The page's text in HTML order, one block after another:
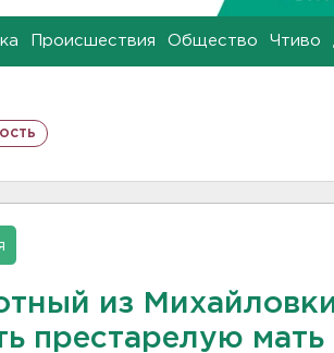
Происшествия Общество Чтиво
из
престарелую мать